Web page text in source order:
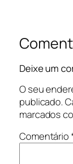
Deixe um
O seu
publicado.
marcados
Comentário